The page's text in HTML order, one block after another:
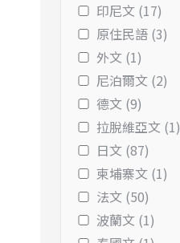
印尼文 (17)
原住民語 (3)
外文 (1)
尼泊爾文 (2)
德文 (9)
拉脫維亞文 (1)
日文 (87)
柬埔寨文 (1)
法文 (50)
波蘭文 (1)